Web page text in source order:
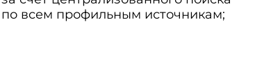
по всем профильным источникам;